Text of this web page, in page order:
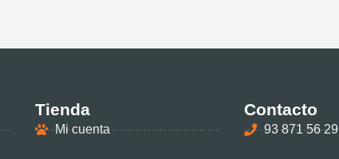
Tienda
Mi cuenta
Contacto
93 871 56 29